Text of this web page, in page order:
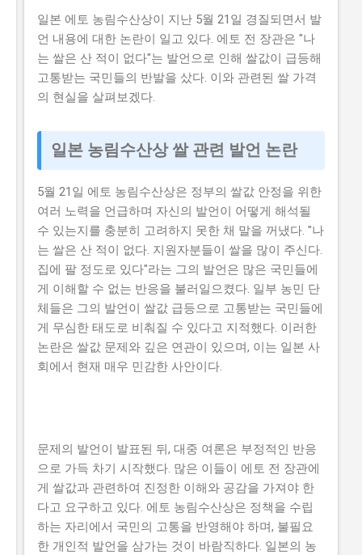
락하는 이유와 합격 전략 이 사업, 정말 받을 수 있을까?
로봇기반 공간컴퓨팅 창업지원사업이 뭔지 로봇기반 공
간컴퓨팅 창업지원사업은 로봇기반 기술을 활용하여 창
업하는 초기 기업이나 소상공인들에게 지원을 제공해주
는 정부사업입니다. 이 지원금을 받으면 창업 초기에 필요
일본 에토 농림수산상이 지난 5월 21일 경질되면서 발
언 내용에 대한 논란이 일고 있다. 에토 전 장관은 "나
는 쌀은 산 적이 없다"는 발언으로 인해 쌀값이 급등해
고통받는 국민들의 반발을 샀다. 이와 관련된 쌀 가격
의 현실을 살펴보겠다.
일본 농림수산상 쌀 관련 발언 논란
5월 21일 에토 농림수산상은 정부의 쌀값 안정을 위한
여러 노력을 언급하며 자신의 발언이 어떻게 해석될
수 있는지를 충분히 고려하지 못한 채 말을 꺼냈다. "나
는 쌀은 산 적이 없다. 지원자분들이 쌀을 많이 주신다.
집에 팔 정도로 있다"라는 그의 발언은 많은 국민들에
게 이해할 수 없는 반응을 불러일으켰다. 일부 농민 단
체들은 그의 발언이 쌀값 급등으로 고통받는 국민들에
게 무심한 태도로 비춰질 수 있다고 지적했다. 이러한
논란은 쌀값 문제와 깊은 연관이 있으며, 이는 일본 사
회에서 현재 매우 민감한 사안이다.
문제의 발언이 발표된 뒤, 대중 여론은 부정적인 반응
으로 가득 차기 시작했다. 많은 이들이 에토 전 장관에
게 쌀값과 관련하여 진정한 이해와 공감을 가져야 한
다고 요구하고 있다. 에토 농림수산상은 정책을 수립
하는 자리에서 국민의 고통을 반영해야 하며, 불필요
한 개인적 발언을 삼가는 것이 바람직하다. 일본의 농